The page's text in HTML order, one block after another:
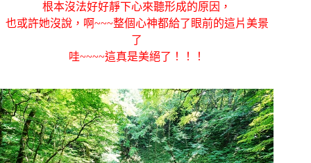
根本沒法好好靜下心來聽形成的原因，
也或許她沒說，啊~~~整個心神都給了眼前的這片美景
了
哇~~~~這真是美絕了！！！